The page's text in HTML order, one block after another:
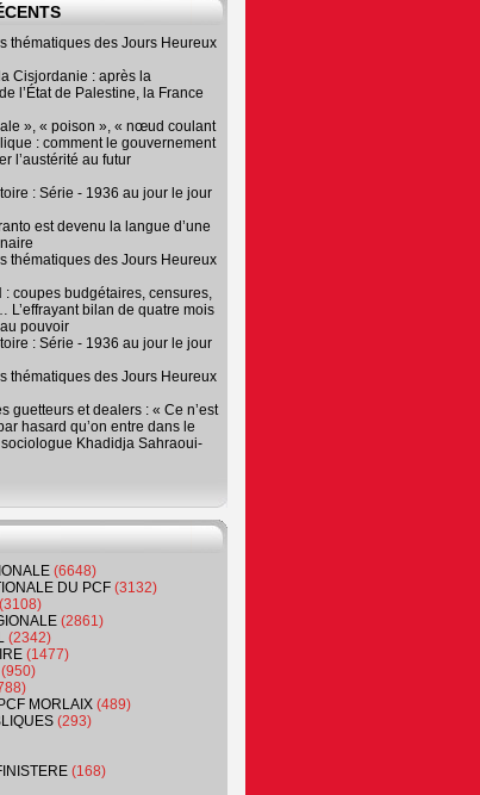
thématiques des Jours Heureux
Cisjordanie : après la
l’État de Palestine, la France
», « poison », « nœud coulant
: comment le gouvernement
l’austérité au futur
: Série - 1936 au jour le jour
est devenu la langue d’une
thématiques des Jours Heureux
: coupes budgétaires, censures,
L’effrayant bilan de quatre mois
pouvoir
: Série - 1936 au jour le jour
thématiques des Jours Heureux
guetteurs et dealers : « Ce n’est
hasard qu’on entre dans le
Khadidja Sahraoui-
(6648)
DU PCF (3132)
(3108)
(2861)
(2342)
(1477)
(950)
MORLAIX (489)
(293)
(168)